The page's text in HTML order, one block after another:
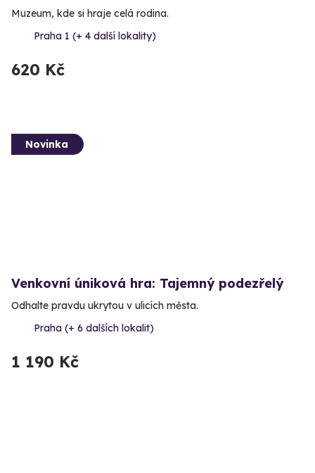
Muzeum, kde si hraje celá rodina.
Praha 1 (+ 4 další lokality)
620 Kč
Novinka
Venkovní úniková hra: Tajemný podezřelý
Odhalte pravdu ukrytou v ulicích města.
Praha (+ 6 dalších lokalit)
1 190 Kč